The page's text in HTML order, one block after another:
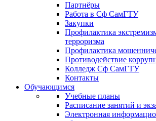
Партнёры
Работа в Сф СамГТУ
Закупки
Профилактика
терроризма
Профилактика
Противодействие
Колледж Сф СамГТУ
Контакты
Обучающимся
Учебные планы
Расписание занятий и
Электронная